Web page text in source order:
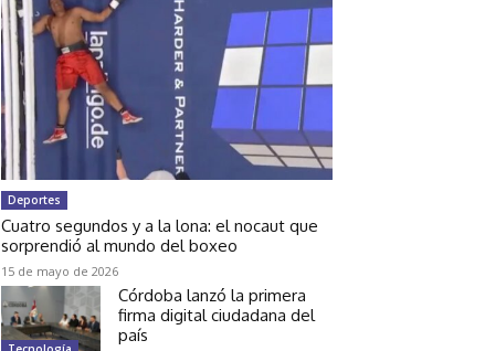
Deportes
Cuatro segundos y a la lona: el nocaut que
sorprendió al mundo del boxeo
15 de mayo de 2026
Córdoba lanzó la primera
firma digital ciudadana del
país